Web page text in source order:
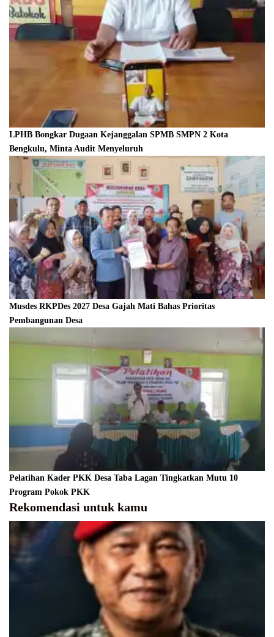
LPHB Bongkar Dugaan Kejanggalan SPMB SMPN 2 Kota
Bengkulu, Minta Audit Menyeluruh
Musdes RKPDes 2027 Desa Gajah Mati Bahas Prioritas
Pembangunan Desa
Pelatihan Kader PKK Desa Taba Lagan Tingkatkan Mutu 10
Program Pokok PKK
Rekomendasi untuk kamu